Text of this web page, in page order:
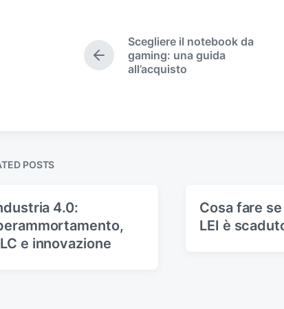
d
P
r
:
Scegliere il notebook da
gaming: una guida
all’acquisto
POSTS
4.0:
e innovazione
Cosa fare
LEI è